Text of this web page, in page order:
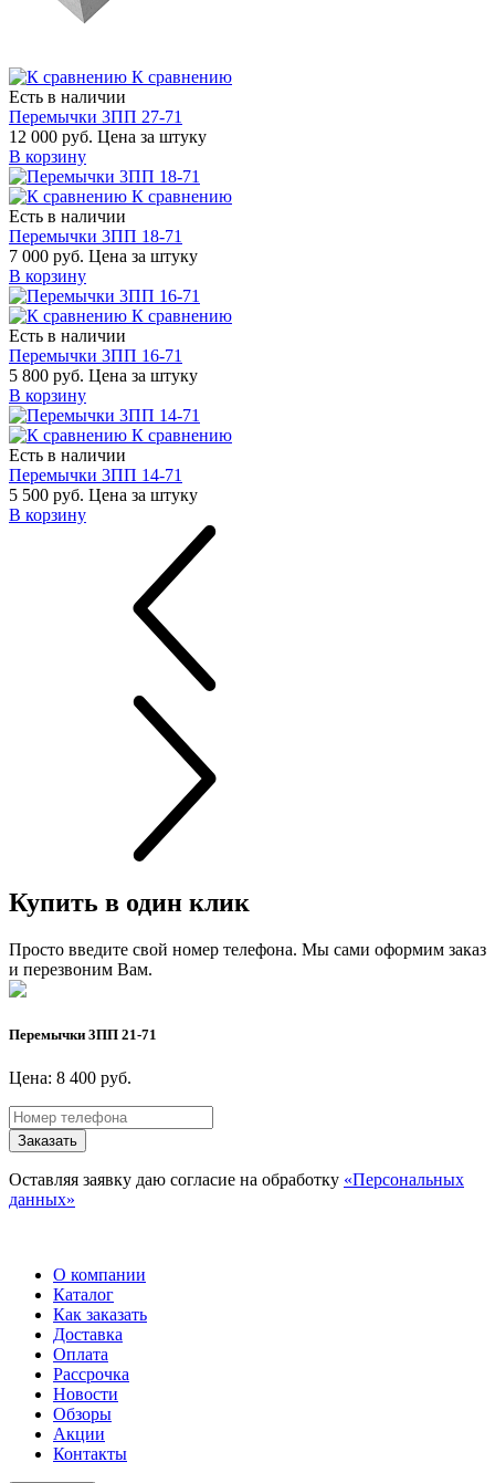
К сравнению
Есть в наличии
Перемычки 3ПП 27-71
12 000 руб. Цена за штуку
В корзину
К сравнению
Есть в наличии
Перемычки 3ПП 18-71
7 000 руб. Цена за штуку
В корзину
К сравнению
Есть в наличии
Перемычки 3ПП 16-71
5 800 руб. Цена за штуку
В корзину
К сравнению
Есть в наличии
Перемычки 3ПП 14-71
5 500 руб. Цена за штуку
В корзину
Купить в один клик
Просто введите свой номер телефона. Мы сами оформим заказ
и перезвоним Вам.
Перемычки 3ПП 21-71
Цена: 8 400 руб.
Заказать
Оставляя заявку даю согласие на обработку «Персональных
данных»
О компании
Каталог
Как заказать
Доставка
Оплата
Рассрочка
Новости
Обзоры
Акции
Контакты